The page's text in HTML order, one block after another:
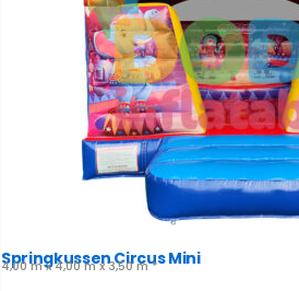
Springkussen Circus Mini
4,00 m x 4,00 m x 3,50 m *